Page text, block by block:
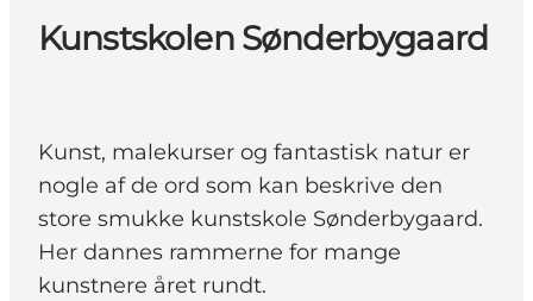
Kunstskolen Sønderbygaard
Kunst, malekurser og fantastisk natur er
nogle af de ord som kan beskrive den
store smukke kunstskole Sønderbygaard.
Her dannes rammerne for mange
kunstnere året rundt.